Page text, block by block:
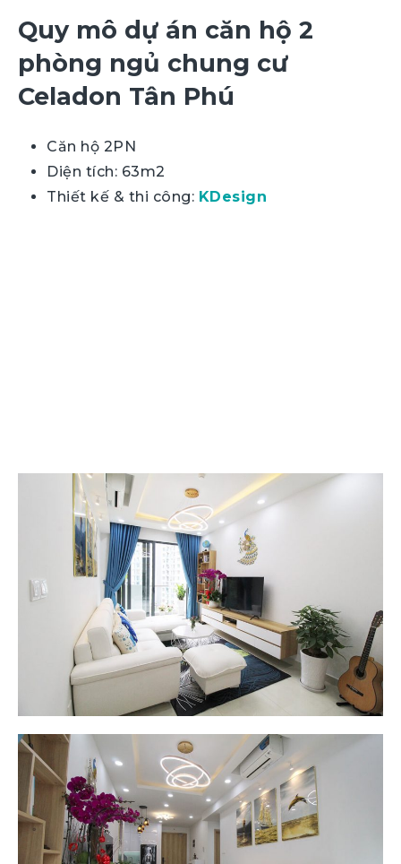
Quy mô dự án căn hộ 2
phòng ngủ chung cư
Celadon Tân Phú
Căn hộ 2PN
Diện tích: 63m2
Thiết kế & thi công: KDesign